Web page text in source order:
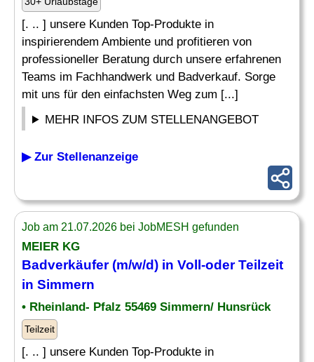
[. .. ] unsere Kunden Top-Produkte in
inspirierendem Ambiente und profitieren von
professioneller Beratung durch unsere erfahrenen
Teams im Fachhandwerk und Badverkauf. Sorge
mit uns für den einfachsten Weg zum [...]
MEHR INFOS ZUM STELLENANGEBOT
▶ Zur Stellenanzeige
Job am 21.07.2026 bei JobMESH gefunden
MEIER KG
Badverkäufer(m/w/d) in Voll-oder Teilzeit
in Simmern
• Rheinland- Pfalz 55469 Simmern/ Hunsrück
Teilzeit
[. .. ] unsere Kunden Top-Produkte in